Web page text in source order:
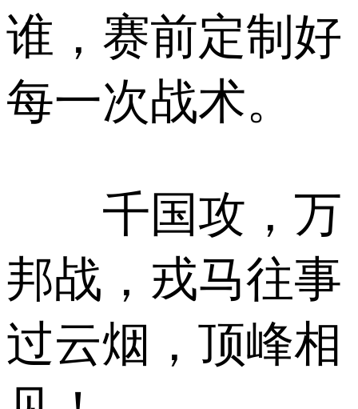
谁，赛前定制好
每一次战术。
千国攻，万
邦战，戎马往事
过云烟，顶峰相